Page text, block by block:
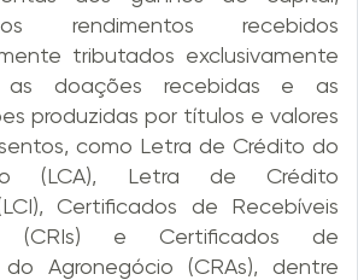
rendimentos recebidos
tributados exclusivamente
doações recebidas e as
produzidas por títulos e valores
como Letra de Crédito do
(LCA), Letra de Crédito
Certificados de Recebíveis
(CRIs) e Certificados de
do Agronegócio (CRAs), dentre